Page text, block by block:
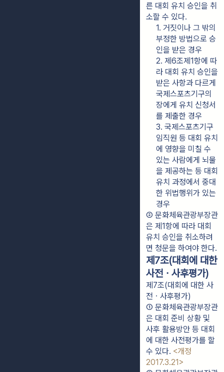
른 대회 유치 승인을 취
소할 수 있다.
1. 거짓이나 그 밖의
부정한 방법으로 승
인을 받은 경우
2. 제6조제1항에 따
라 대회 유치 승인을
받은 사항과 다르게
국제스포츠기구의
장에게 유치 신청서
를 제출한 경우
3. 국제스포츠기구
임직원 등 대회 유치
에 영향을 미칠 수
있는 사람에게 뇌물
을 제공하는 등 대회
유치 과정에서 중대
한 위법행위가 있는
경우
② 문화체육관광부장관
은 제1항에 따라 대회
유치 승인을 취소하려
면 청문을 하여야 한다.
제7조(대회에 대한
사전ㆍ사후평가)
제7조(대회에 대한 사
전ㆍ사후평가)
① 문화체육관광부장관
은 대회 준비 상황 및
사후 활용방안 등 대회
에 대한 사전평가를 할
수 있다. <개정
2017.3.21>